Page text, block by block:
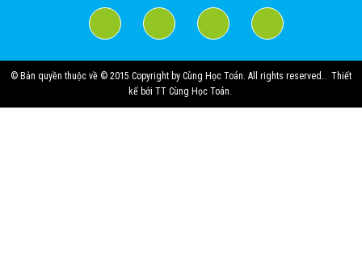
© Bản quyền thuộc về © 2015 Copyright by Cùng Học Toán. All rights reserved.. Thiết
kế bởi TT Cùng Học Toán.